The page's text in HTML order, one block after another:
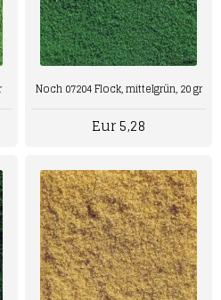
Noch 07204 Flock, mittelgrün, 20 gr
Eur 5,28